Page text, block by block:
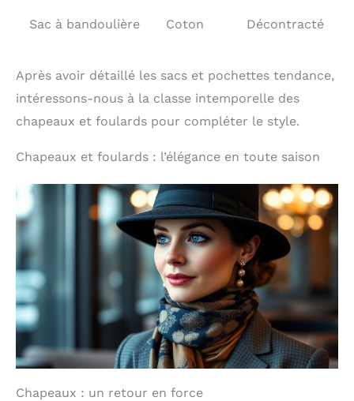
Sac à bandoulière Coton Décontracté
Après avoir détaillé les sacs et pochettes tendance,
intéressons-nous à la classe intemporelle des
chapeaux et foulards pour compléter le style.
Chapeaux et foulards : l’élégance en toute saison
Chapeaux : un retour en force